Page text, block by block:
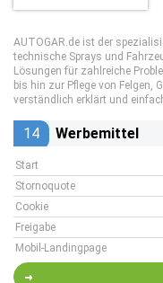
AUTOGAR.de ist der
technische Sprays und
Lösungen für zahlreiche
bis hin zur Pflege von Felgen,
verständlich erklärt und
14 Werbemittel
Start
Stornoquote
Cookie
Freigabe
Mobil-Landingpage